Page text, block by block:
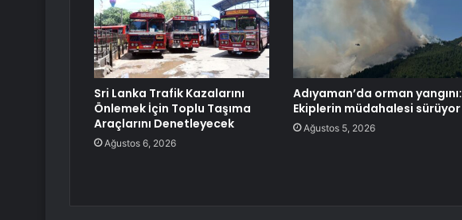
Sri Lanka Trafik Kazalarını
Önlemek İçin Toplu Taşıma
Araçlarını Denetleyecek
Ağustos 6, 2026
Adıyaman’da orman yangını:
Ekiplerin müdahalesi sürüyor
Ağustos 5, 2026